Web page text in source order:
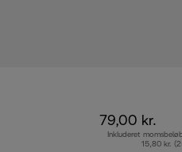
79,00 kr.
Inkluderet
15,80 kr.